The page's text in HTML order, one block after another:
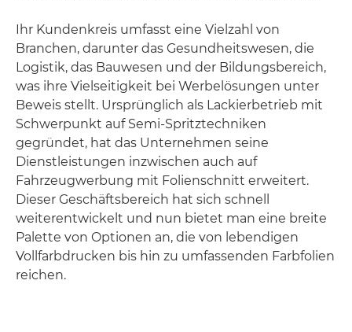
Ihr Kundenkreis umfasst eine Vielzahl von
Branchen, darunter das Gesundheitswesen, die
Logistik, das Bauwesen und der Bildungsbereich,
was ihre Vielseitigkeit bei Werbelösungen unter
Beweis stellt. Ursprünglich als Lackierbetrieb mit
Schwerpunkt auf Semi-Spritztechniken
gegründet, hat das Unternehmen seine
Dienstleistungen inzwischen auch auf
Fahrzeugwerbung mit Folienschnitt erweitert.
Dieser Geschäftsbereich hat sich schnell
weiterentwickelt und nun bietet man eine breite
Palette von Optionen an, die von lebendigen
Vollfarbdrucken bis hin zu umfassenden Farbfolien
reichen.